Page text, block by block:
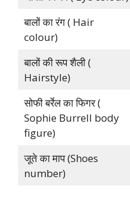
बालों का रंग ( Hair
colour)
बालों की रूप शैली (
Hairstyle)
सोफी बर्रेल का फिगर (
Sophie Burrell body
figure)
जूते का माप (Shoes
number)